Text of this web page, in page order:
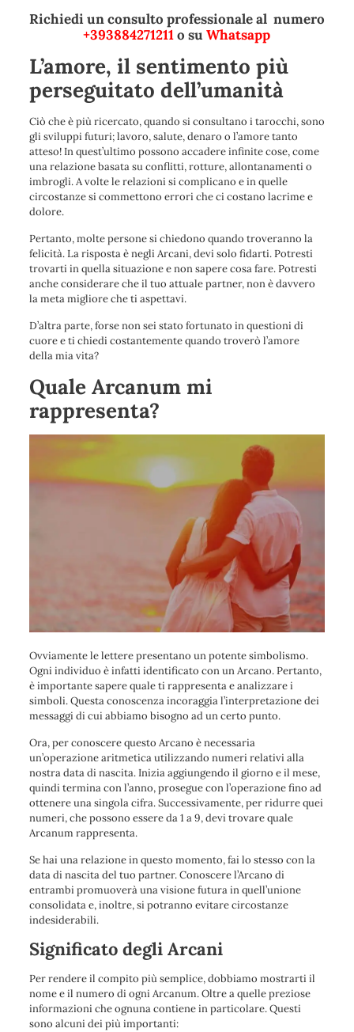
Richiedi un consulto professionale al numero
+393884271211 o suWhatsapp
L’amore, il sentimento più
perseguitato dell’umanità
Ciò che è più ricercato, quando si consultano i tarocchi, sono
gli sviluppi futuri; lavoro, salute, denaro o l’amore tanto
atteso! In quest’ultimo possono accadere infinite cose, come
una relazione basata su conflitti, rotture, allontanamenti o
imbrogli. A volte le relazioni si complicano e in quelle
circostanze si commettono errori che ci costano lacrime e
dolore.
Pertanto, molte persone si chiedono quando troveranno la
felicità. La risposta è negli Arcani, devi solo fidarti. Potresti
trovarti in quella situazione e non sapere cosa fare. Potresti
anche considerare che il tuo attuale partner, non è davvero
la meta migliore che ti aspettavi.
D’altra parte, forse non sei stato fortunato in questioni di
cuore e ti chiedi costantemente quando troverò l’amore
della mia vita?
Quale Arcanum mi
rappresenta?
Ovviamente le lettere presentano un potente simbolismo.
Ogni individuo è infatti identificato con un Arcano. Pertanto,
è importante sapere quale ti rappresenta e analizzare i
simboli. Questa conoscenza incoraggia l’interpretazione dei
messaggi di cui abbiamo bisogno ad un certo punto.
Ora, per conoscere questo Arcano è necessaria
un’operazione aritmetica utilizzando numeri relativi alla
nostra data di nascita. Inizia aggiungendo il giorno e il mese,
quindi termina con l’anno, prosegue con l’operazione fino ad
ottenere una singola cifra. Successivamente, per ridurre quei
numeri, che possono essere da 1 a 9, devi trovare quale
Arcanum rappresenta.
Se hai una relazione in questo momento, fai lo stesso con la
data di nascita del tuo partner. Conoscere l’Arcano di
entrambi promuoverà una visione futura in quell’unione
consolidata e, inoltre, si potranno evitare circostanze
indesiderabili.
Significato degli Arcani
Per rendere il compito più semplice, dobbiamo mostrarti il ​​
nome e il numero di ogni Arcanum. Oltre a quelle preziose
informazioni che ognuna contiene in particolare. Questi
sono alcuni dei più importanti: